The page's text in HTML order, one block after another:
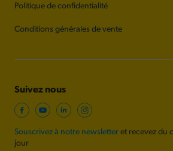
Politique de confidentialité
Conditions générales de vente
Suivez nous
Souscrivez à notre newsletter et recevez du
jour